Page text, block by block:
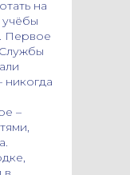
на
Первое
–